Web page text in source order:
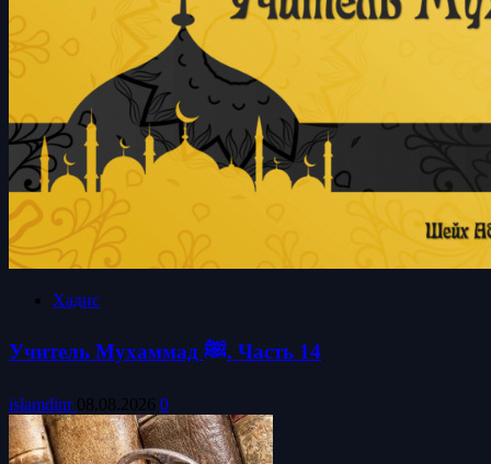
Хадис
Учитель Мухаммад ﷺ. Часть 14
islamdinr 08.08.2026 0